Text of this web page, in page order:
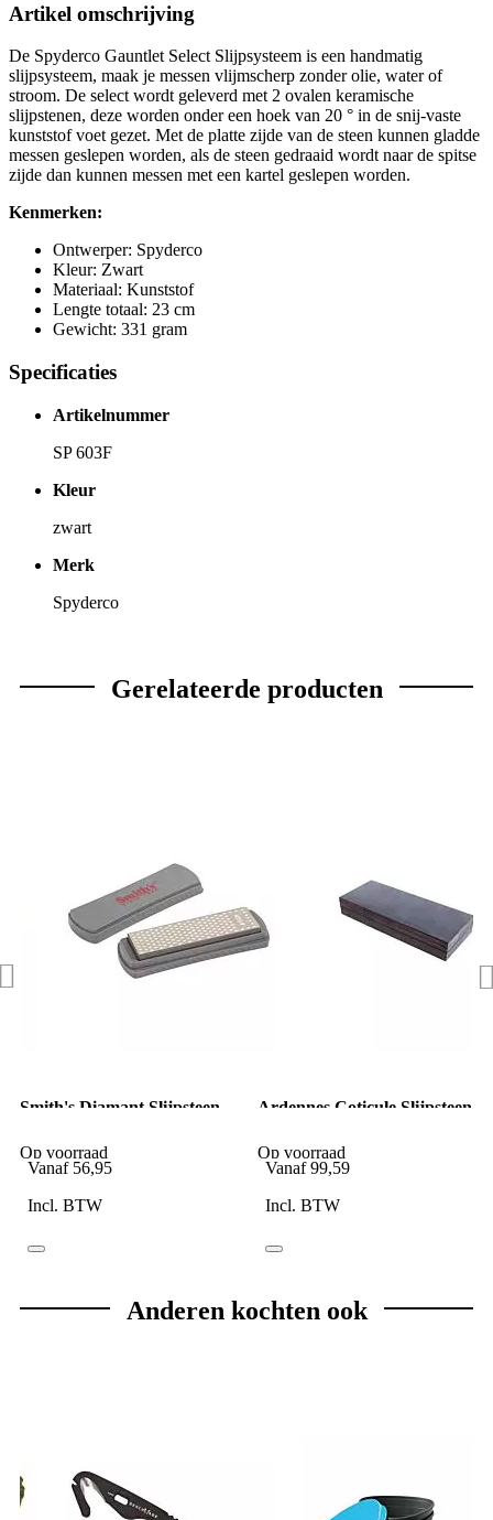
Artikel omschrijving
De Spyderco Gauntlet Select Slijpsysteem is een handmatig
slijpsysteem, maak je messen vlijmscherp zonder olie, water of
stroom. De select wordt geleverd met 2 ovalen keramische
slijpstenen, deze worden onder een hoek van 20 ° in de snij-vaste
kunststof voet gezet. Met de platte zijde van de steen kunnen gladde
messen geslepen worden, als de steen gedraaid wordt naar de spitse
zijde dan kunnen messen met een kartel geslepen worden.
Kenmerken:
Ontwerper: Spyderco
Kleur: Zwart
Materiaal: Kunststof
Lengte totaal: 23 cm
Gewicht: 331 gram
Specificaties
Artikelnummer
SP 603F
Kleur
zwart
Merk
Spyderco
Gerelateerde producten
Smith's Diamant Slijpsteen
Op voorraad
Vanaf 56,95
Incl. BTW
Ardennes Coticule Slijpsteen
Op voorraad
Vanaf 99,59
Incl. BTW
Anderen kochten ook